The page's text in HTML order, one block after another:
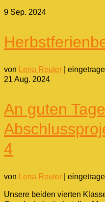
9 Sep. 2024
von Lena Reuter
21 Aug. 2024
An guten
4
von Lena Reuter
Unsere beiden vierten